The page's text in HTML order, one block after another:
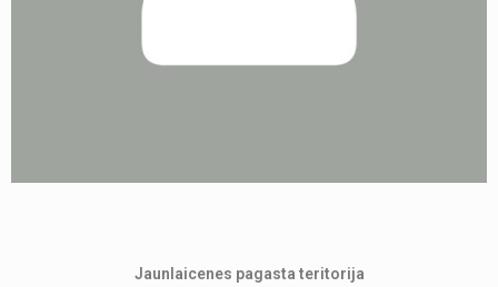
Jaunlaicenes pagasta teritorija